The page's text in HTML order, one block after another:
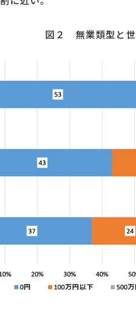
図２ 無業類型と世